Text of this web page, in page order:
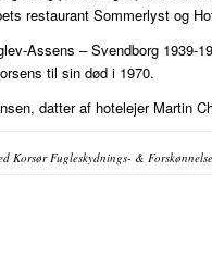
restaurant Sommerlyst og
Assens – Svendborg 1939-
til sin død i 1970.
datter af hotelejer Martin
Korsør Fugleskydnings- &